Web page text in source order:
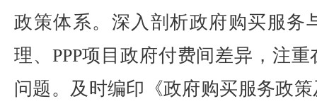
政策体系。深入剖析政府购买服务
理、PPP项目政府付费间差异，注
问题。及时编印《政府购买服务政